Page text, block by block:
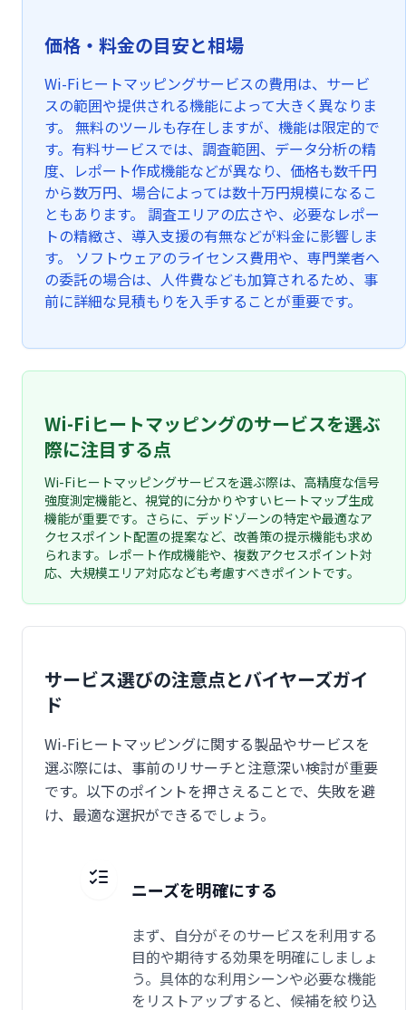
価格・料金の目安と相場
Wi-Fiヒートマッピングサービスの費用は、サービ
スの範囲や提供される機能によって大きく異なりま
す。 無料のツールも存在しますが、機能は限定的で
す。有料サービスでは、調査範囲、データ分析の精
度、レポート作成機能などが異なり、価格も数千円
から数万円、場合によっては数十万円規模になるこ
ともあります。 調査エリアの広さや、必要なレポー
トの精緻さ、導入支援の有無などが料金に影響しま
す。 ソフトウェアのライセンス費用や、専門業者へ
の委託の場合は、人件費なども加算されるため、事
前に詳細な見積もりを入手することが重要です。
Wi-Fiヒートマッピングのサービスを選ぶ
際に注目する点
Wi-Fiヒートマッピングサービスを選ぶ際は、高精度な信号
強度測定機能と、視覚的に分かりやすいヒートマップ生成
機能が重要です。さらに、デッドゾーンの特定や最適なア
クセスポイント配置の提案など、改善策の提示機能も求め
られます。レポート作成機能や、複数アクセスポイント対
応、大規模エリア対応なども考慮すべきポイントです。
サービス選びの注意点とバイヤーズガイ
ド
Wi-Fiヒートマッピングに関する製品やサービスを
選ぶ際には、事前のリサーチと注意深い検討が重要
です。以下のポイントを押さえることで、失敗を避
け、最適な選択ができるでしょう。
ニーズを明確にする
まず、自分がそのサービスを利用する
目的や期待する効果を明確にしましょ
う。具体的な利用シーンや必要な機能
をリストアップすると、候補を絞り込